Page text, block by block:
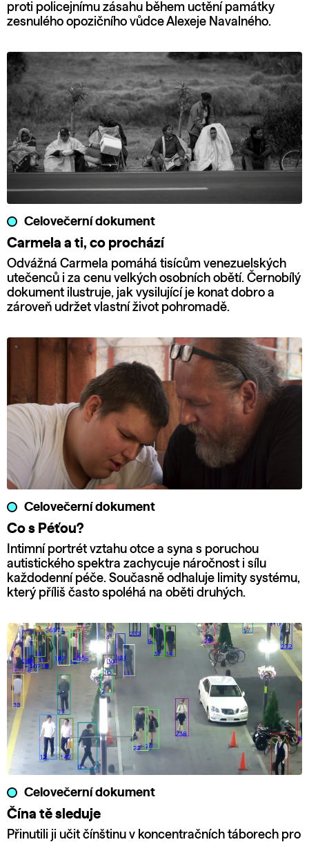
proti policejnímu zásahu během uctění památky
zesnulého opozičního vůdce Alexeje Navalného.
Celovečerní dokument
Carmela a ti, co prochází
Odvážná Carmela pomáhá tisícům venezuelských
utečenců i za cenu velkých osobních obětí. Černobílý
dokument ilustruje, jak vysilující je konat dobro a
zároveň udržet vlastní život pohromadě.
Celovečerní dokument
Co s Péťou?
Intimní portrét vztahu otce a syna s poruchou
autistického spektra zachycuje náročnost i sílu
každodenní péče. Současně odhaluje limity systému,
který příliš často spoléhá na oběti druhých.
Celovečerní dokument
Čína tě sleduje
Přinutili ji učit čínštinu v koncentračních táborech pro